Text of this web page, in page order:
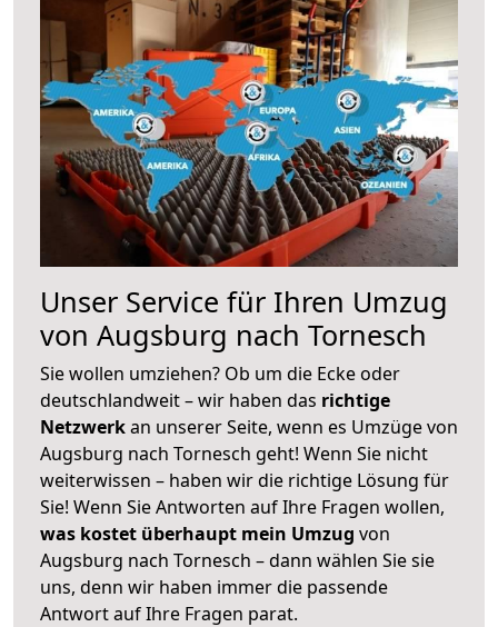
Unser Service für Ihren Umzug
von Augsburg nach Tornesch
Sie wollen umziehen? Ob um die Ecke oder
deutschlandweit – wir haben das richtige
Netzwerkan unserer Seite, wenn es Umzüge von
Augsburg nach Tornesch geht! Wenn Sie nicht
weiterwissen – haben wir die richtige Lösung für
Sie! Wenn Sie Antworten auf Ihre Fragen wollen,
was kostet überhaupt mein Umzug von
Augsburg nach Tornesch – dann wählen Sie sie
uns, denn wir haben immer die passende
Antwort auf Ihre Fragen parat.